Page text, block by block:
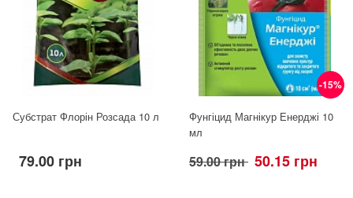
Субстрат Флорін Розсада 10 л
79.00 грн
-15%
Фунгіцид Магнікур Енерджі 10
мл
59.00 грн 50.15 грн